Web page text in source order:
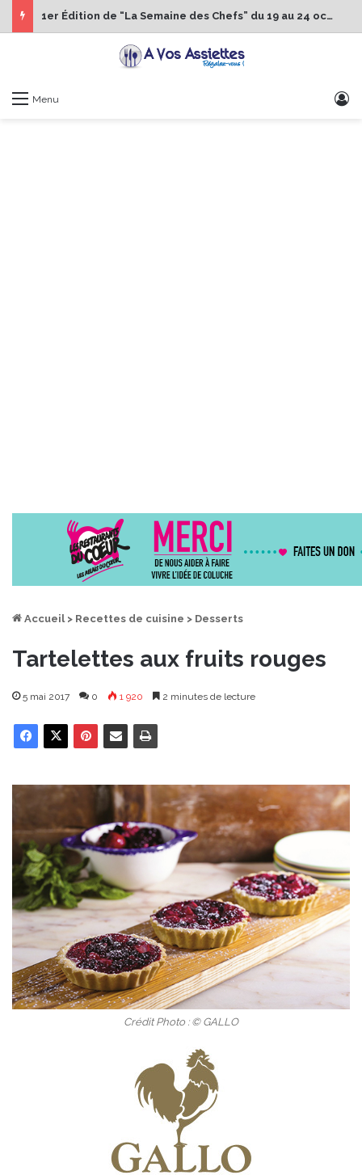
1er Édition de “La Semaine des Chefs” du 19 au 24 octobre 2026
Menu
Accueil > Recettes de cuisine > Desserts
Tartelettes aux fruits rouges
5 mai 2017 0 1 920 2 minutes de lecture
Crédit Photo : © GALLO